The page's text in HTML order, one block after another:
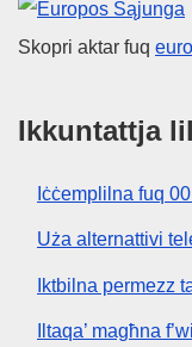
Unjoni
Skopri aktar fuq
Ikkuntattja
Iċċemplilna fuq
Uża alternattivi
Iktbilna permezz
Iltaqa’ magħna